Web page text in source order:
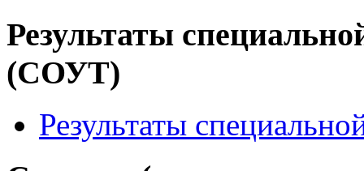
Результаты
(СОУТ)
Результаты